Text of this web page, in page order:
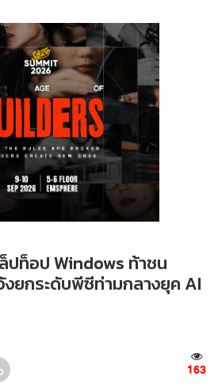
ท็อป Windows ท้าชน
งยกระดับพีซีท่ามกลางยุค AI
163